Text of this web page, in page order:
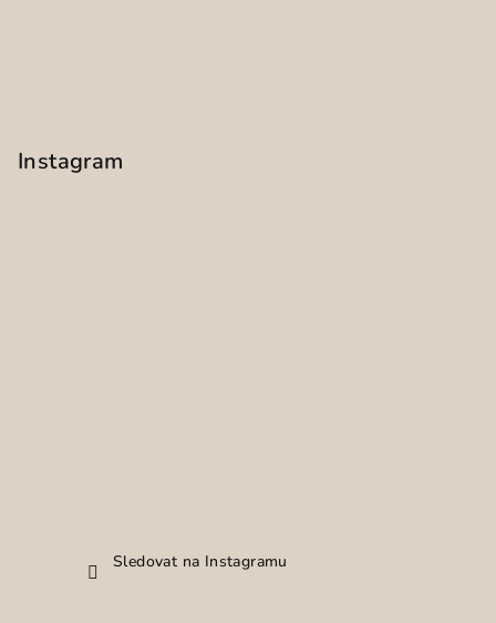
Instagram
Sledovat na Instagramu